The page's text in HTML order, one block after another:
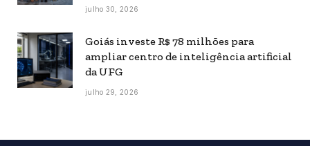
julho 30, 2026
Goiás investe R$ 78 milhões para
ampliar centro de inteligência artificial
da UFG
julho 29, 2026